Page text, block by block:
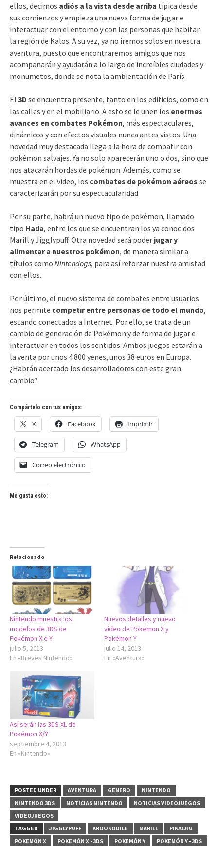
ellos, decimos adiós a la vista desde arriba típica desde
sus comienzos y empieza una nueva forma de jugar e
interactuar con el entorno y con las personas que habitan
la región de Kalos. A su vez, ya no iremos solos en nuestra
aventura, puesto que encontraremos amigos que nos
acompañarán y ayudarán a lo largo de increíbles ciudades y
monumetos, donde se nota la ambientación de París.
El 3D se encuentra presente, tanto en los edificios, como en
las calles y en el mobiliario. A esto se le unen los enormes
avances en combates Pokémon, más espectaculares,
dinámicos y con efectos visuales nunca antes vistos. Una
novedad muy destacada llega a la hora de combatir con
pokémon salvajes. Ya no solo aparecerán uno o dos, sino que
nos atacarán hordas de pokémon. Además, como se
muestra en el video, los combates de pokémon aéreos se
caracterizarán por su espectacularidad.
Por su parte, habrá un nuevo tipo de pokémon, llamado
tipo Hada, entre los que se encuentran los ya conocidos
Marill y Jigglypuff. Otra novedad será poder jugar y
alimentar a nuestros pokémon, de manera similar a
títulos como Nintendogs, para así reforzar nuestra amistad
con ellos.
Por último, el nuevo sistema de combates entre usuarios
nos permite competir entre personas de todo el mundo,
estando conectados a Internet. Por ello, se trata de un
cambio de generación de Pokémon y de forma de jugar e
interactuar en todos los sentidos. Ambos juegos estarán a
la venta por unos 4.800 yenes, unos 38 euros en Europa.
¿Habrán acertado los desarrolladores con este gran
cambio?
Compártelo con tus amigos:
X Facebook Imprimir
Telegram WhatsApp
Correo electrónico
Me gusta esto:
Relacionado
Nintendo muestra los
modelos de 3DS de
Pokémon X e Y
julio 5, 2013
En «Breves Nintendo»
Nuevos detalles y nuevo
vídeo de Pokémon X y
Pokémon Y
julio 14, 2013
En «Aventura»
Así serán las 3DS XL de
Pokémon X/Y
septiembre 4, 2013
En «Nintendo»
POSTED UNDER AVENTURA GÉNERO
NINTENDO
NINTENDO 3DS
NOTICIAS NINTENDO
NOTICIAS VIDEOJUEGOS
VIDEOJUEGOS
TAGGED
JIGGLYPUFF KROOKODILE MARILL
PIKACHU
POKEMÓN X
POKEMÓN X - 3DS POKEMÓN Y POKEMÓN Y - 3DS